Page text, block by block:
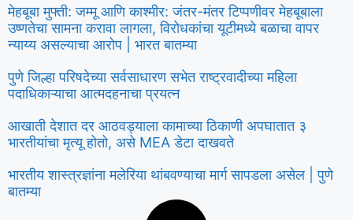
मेहबूबा मुफ्ती: जम्मू आणि काश्मीर: जंतर-मंतर टिप्पणीवर मेहबूबाला
उष्णतेचा सामना करावा लागला, विरोधकांचा यूटीमध्ये बळाचा वापर
न्याय्य असल्याचा आरोप | भारत बातम्या
पुणे जिल्हा परिषदेच्या सर्वसाधारण सभेत राष्ट्रवादीच्या महिला
पदाधिकाऱ्याचा आत्मदहनाचा प्रयत्न
आखाती देशात दर आठवड्याला कामाच्या ठिकाणी अपघातात ३
भारतीयांचा मृत्यू होतो, असे MEA डेटा दाखवते
भारतीय शास्त्रज्ञांना मलेरिया थांबवण्याचा मार्ग सापडला असेल | पुणे
बातम्या